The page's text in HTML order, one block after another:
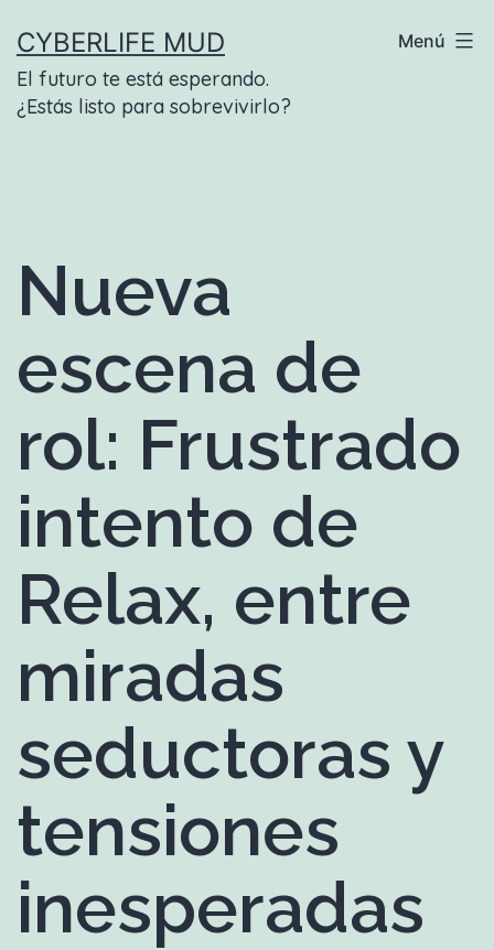
contenido
CYBERLIFE MUD
El futuro te está esperando.
¿Estás listo para sobrevivirlo?
Menú
Nueva
escena de
rol: Frustrado
intento de
Relax, entre
miradas
seductoras y
tensiones
inesperadas